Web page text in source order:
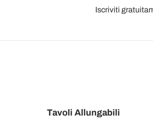
Iscriviti
Tavoli Allungabili